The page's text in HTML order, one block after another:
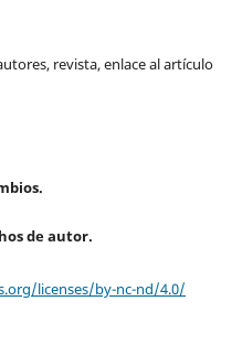
revista, enlace al artículo
de autor.
licenses/by-nc-nd/4.0/